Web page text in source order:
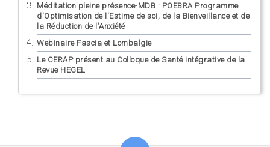
Méditation pleine présence-MDB : POEBRA Programme
d'Optimisation de l'Estime de soi, de la Bienveillance et de
la Réduction de l'Anxiété
Webinaire Fascia et Lombalgie
Le CERAP présent au Colloque de Santé intégrative de la
Revue HEGEL